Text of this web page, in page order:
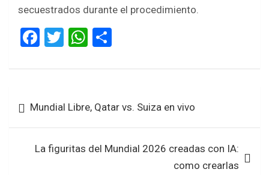
secuestrados durante el procedimiento.
F
ce
o
o
k
T
tt
W
at
A
p
p
ar
de
entradas
Mundial Libre, Qatar vs. Suiza en vivo
La figuritas del Mundial 2026 creadas con IA:
como crearlas